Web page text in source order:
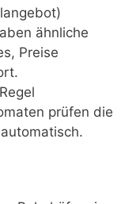
ähnliche
Preise
prüfen die